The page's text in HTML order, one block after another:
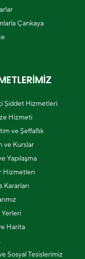
Çankaya
Şiddet Hizmetleri
Hizmeti
ve Şeffaflık
ve Kurslar
Yapılaşma
Hizmetleri
Kararları
Yerleri
Harita
Sosyal Tesislerimiz